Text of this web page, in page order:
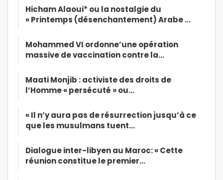
Hicham Alaoui* ou la nostalgie du
« Printemps (désenchantement) Arabe …
Mohammed VI ordonne’une opération
massive de vaccination contre la…
Maati Monjib : activiste des droits de
l’Homme « persécuté » ou…
« Il n’y aura pas de résurrection jusqu’à ce
que les musulmans tuent…
Dialogue inter-libyen au Maroc: « Cette
réunion constitue le premier…